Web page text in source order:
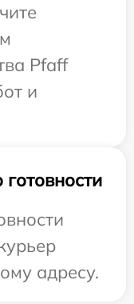
Pfaff
и
адресу.